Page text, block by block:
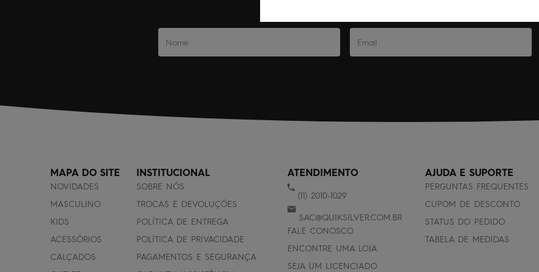
MAPA DO SITE
NOVIDADES
MASCULINO
KIDS
ACESSÓRIOS
CALÇADOS
INSTITUCIONAL
SOBRE NÓS
TROCAS E DEVOLUÇÕES
POLÍTICA DE ENTREGA
POLÍTICA DE PRIVACIDADE
PAGAMENTOS E SEGURANÇA
ATENDIMENTO
(11) 2010-1029
SAC@QUIKSILVER.COM.BR
FALE CONOSCO
ENCONTRE UMA LOJA
SEJA UM LICENCIADO
AJUDA E SUPORTE
PERGUNTAS FREQUENTES
CUPOM DE DESCONTO
STATUS DO PEDIDO
TABELA DE MEDIDAS